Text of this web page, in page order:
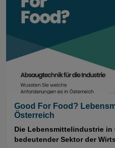
Good For Food?
Österreich
Die Lebensmittelindustrie in
bedeutender Sektor der